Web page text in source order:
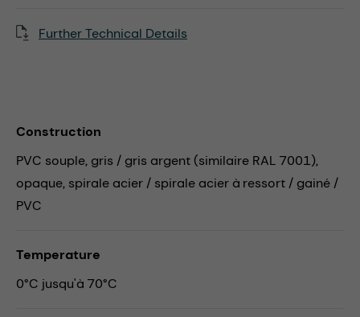
Further Technical Details
Construction
PVC souple, gris / gris argent (similaire RAL 7001),
opaque, spirale acier / spirale acier à ressort / gainé /
PVC
Temperature
0°C jusqu'à 70°C